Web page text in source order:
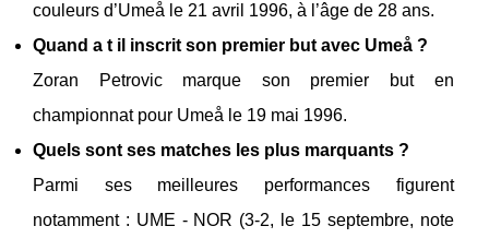
couleurs d’Umeå le 21 avril 1996, à l’âge de 28 ans.
Quand a t il inscrit son premier but avec Umeå ?
Zoran Petrovic marque son premier but en
championnat pour Umeå le 19 mai 1996.
Quels sont ses matches les plus marquants ?
Parmi ses meilleures performances figurent
notamment : UME - NOR (3-2, le 15 septembre, note